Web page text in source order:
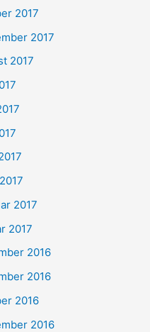
2017
2017
2017
2017
2017
2016
2016
2016
2016